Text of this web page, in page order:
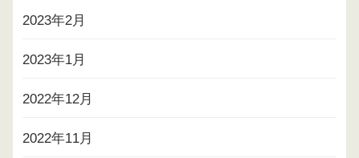
2023年2月
2023年1月
2022年12月
2022年11月